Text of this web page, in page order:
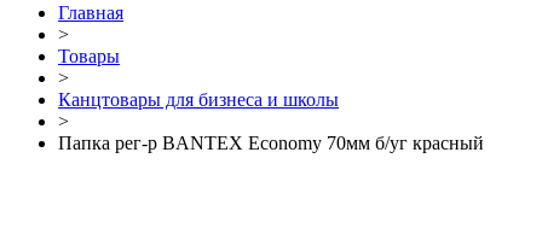
Главная
>
Товары
>
Канцтовары для бизнеса и школы
>
Папка рег-р BANTEX Economy 70мм б/уг красный